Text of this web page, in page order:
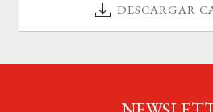
DESCARGAR